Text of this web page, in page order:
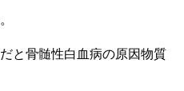
と骨髄性白血病の原因物質